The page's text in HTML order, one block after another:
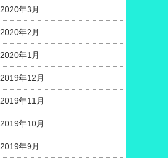
2020年3月
2020年2月
2020年1月
2019年12月
2019年11月
2019年10月
2019年9月